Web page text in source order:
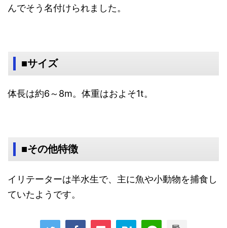
んでそう名付けられました。
■サイズ
体長は約6～8m。体重はおよそ1t。
■その他特徴
イリテーターは半水生で、主に魚や小動物を捕食し
ていたようです。